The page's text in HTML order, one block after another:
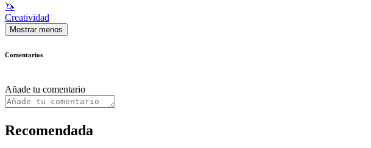
🦄
Creatividad
Mostrar menos
Comentarios
Añade tu comentario
Recomendada